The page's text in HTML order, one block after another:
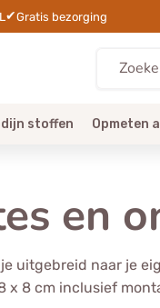
✔Gratis bezorging
stoffen Opmeten
en
uitgebreid naar je
x 8 cm inclusief